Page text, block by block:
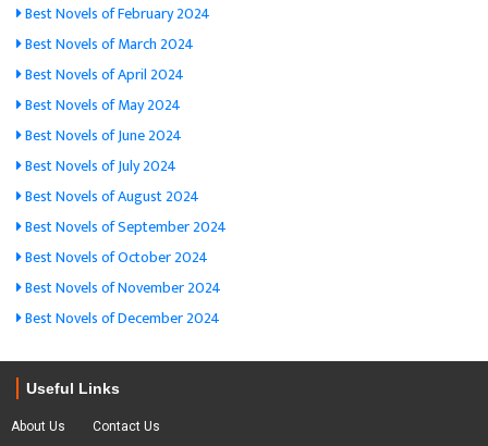
Best Novels of February 2024
Best Novels of March 2024
Best Novels of April 2024
Best Novels of May 2024
Best Novels of June 2024
Best Novels of July 2024
Best Novels of August 2024
Best Novels of September 2024
Best Novels of October 2024
Best Novels of November 2024
Best Novels of December 2024
Useful Links
About Us Contact Us